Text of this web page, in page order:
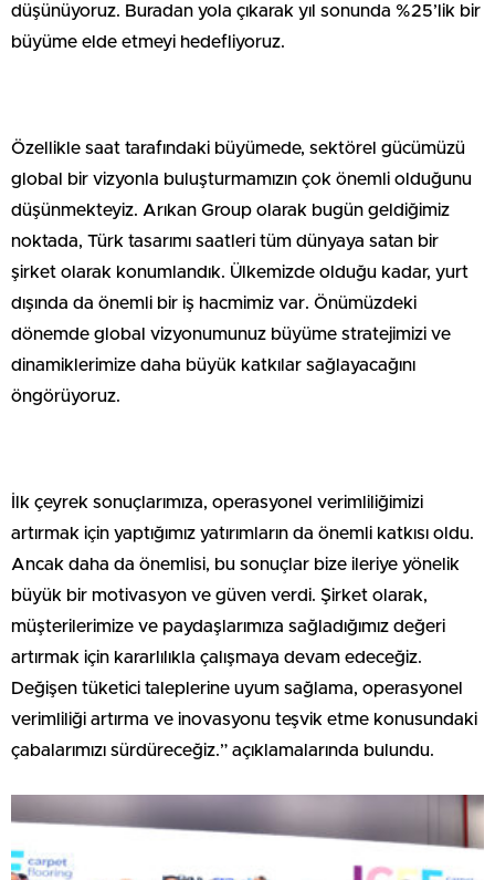
düşünüyoruz. Buradan yola çıkarak yıl sonunda %25’lik bir
büyüme elde etmeyi hedefliyoruz.
Özellikle saat tarafındaki büyümede, sektörel gücümüzü
global bir vizyonla buluşturmamızın çok önemli olduğunu
düşünmekteyiz. Arıkan Group olarak bugün geldiğimiz
noktada, Türk tasarımı saatleri tüm dünyaya satan bir
şirket olarak konumlandık. Ülkemizde olduğu kadar, yurt
dışında da önemli bir iş hacmimiz var. Önümüzdeki
dönemde global vizyonumunuz büyüme stratejimizi ve
dinamiklerimize daha büyük katkılar sağlayacağını
öngörüyoruz.
İlk çeyrek sonuçlarımıza, operasyonel verimliliğimizi
artırmak için yaptığımız yatırımların da önemli katkısı oldu.
Ancak daha da önemlisi, bu sonuçlar bize ileriye yönelik
büyük bir motivasyon ve güven verdi. Şirket olarak,
müşterilerimize ve paydaşlarımıza sağladığımız değeri
artırmak için kararlılıkla çalışmaya devam edeceğiz.
Değişen tüketici taleplerine uyum sağlama, operasyonel
verimliliği artırma ve inovasyonu teşvik etme konusundaki
çabalarımızı sürdüreceğiz.” açıklamalarında bulundu.